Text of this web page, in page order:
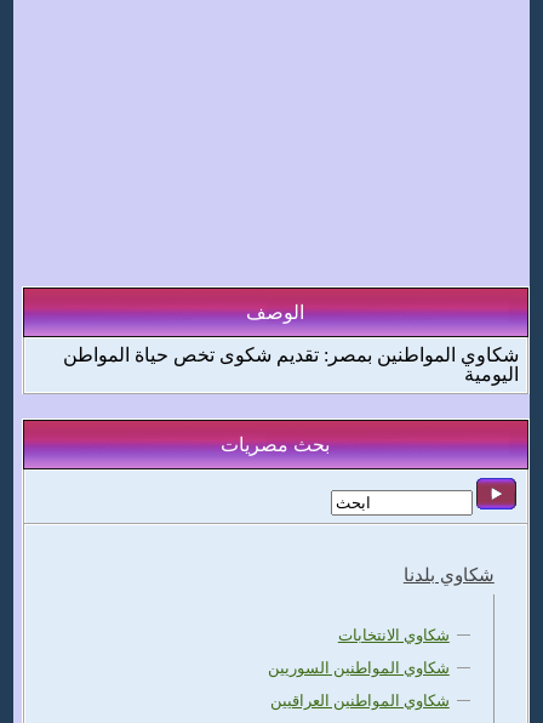
الوصف
شكاوي المواطنين بمصر: تقديم شكوى تخص حياة المواطن
اليومية
بحث مصريات
شكاوي بلدنا
شكاوي الانتخابات
شكاوي المواطنين السوريين
شكاوي المواطنين العراقيين